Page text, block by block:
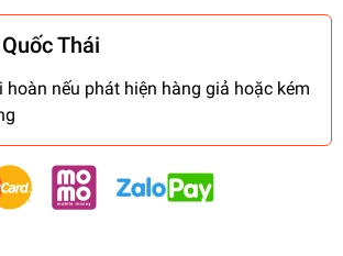
Thái
hoàn nếu phát hiện hàng giả hoặc kém